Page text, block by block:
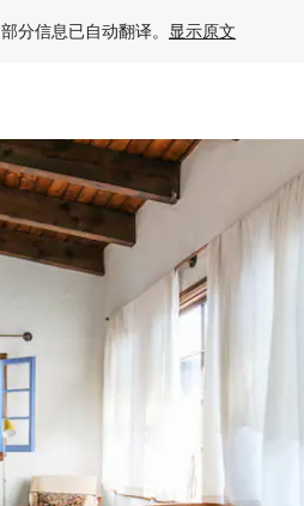
部分信息已自动翻译。 显示原文